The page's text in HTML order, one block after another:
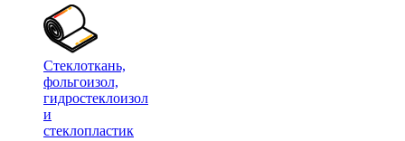
Стеклоткань,
фольгоизол,
гидростеклоизол
и
стеклопластик